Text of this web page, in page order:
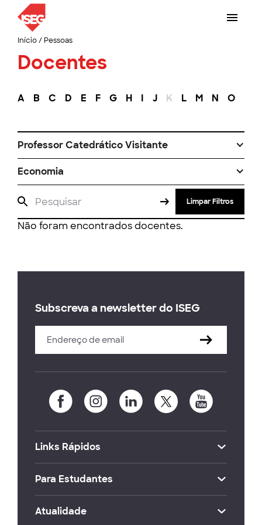
Início/ Pessoas
Docentes
A B C D E F G H I J K L M N O
Professor Catedrático Visitante
Economia
Limpar Filtros
Não foram encontrados docentes.
Subscreva a newsletter do ISEG
Links Rápidos
Para Estudantes
Atualidade